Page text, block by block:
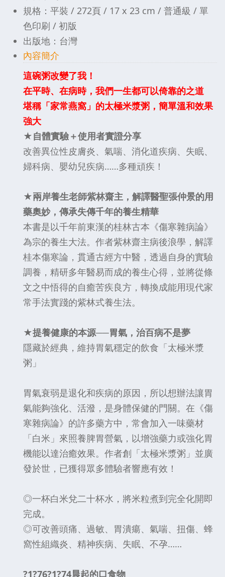
規格：平裝 / 272頁 / 17 x 23 cm / 普通級 / 單
色印刷 / 初版
出版地：台灣
內容簡介
這碗粥改變了我！
在平時、在病時，我們一生都可以倚靠的之道
堪稱「家常燕窩」的太極米漿粥，簡單溫和效果
強大
★自體實驗＋使用者實證分享
改善異位性皮膚炎、氣喘、消化道疾病、失眠、
婦科病、嬰幼兒疾病……多種頑疾！
★兩岸養生老師紫林齋主，解譯醫聖張仲景的用
藥奧妙，傳承失傳千年的養生精華
本書是以千年前東漢的桂林古本《傷寒雜病論》
為宗的養生大法。作者紫林齋主病後浪學，解譯
桂本傷寒論，貫通古經方中醫，透過自身的實驗
調養，精研多年醫易而成的養生心得，並將從條
文之中悟得的自癒苦疾良方，轉換成能用現代家
常手法實踐的紫林式養生法。
★提養健康的本源──胃氣，治百病不是夢
隱藏於經典，維持胃氣穩定的飲食「太極米漿
粥」
胃氣衰弱是退化和疾病的原因，所以想辦法讓胃
氣能夠強化、活潑，是身體保健的門關。在《傷
寒雜病論》的許多藥方中，常會加入一味藥材
「白米」來照養脾胃營氣，以增強藥力或強化胃
機能以達治癒效果。作者創「太極米漿粥」並廣
發於世，已獲得眾多體驗者響應有效！
◎一杯白米兌二十杯水，將米粒煮到完全化開即
完成。
◎可改善頭痛、過敏、胃潰瘍、氣喘、扭傷、蜂
窩性組織炎、精神疾病、失眠、不孕……
?1?76?1?74晨起的口食物